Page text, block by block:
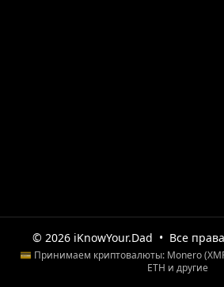
© 2026 iKnowYour.Dad • Все
💳 Принимаем криптовалюты: Monero
ETH и другие